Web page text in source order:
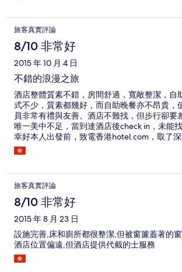
旅客真實評論
8/10 非常好
2015 年 10 月 4 日
不錯的浪漫之旅
酒店整體質素不錯，房間舒適，寬敞整潔，自
式不少，質素都幾好，而自助晚餐亦不昂貴，
員非常有禮與友善。酒店不難找，但步行卻要
唯一美中不足，當到達酒店後check in，未能
幸好本人出發前，致電香港hotel.com，取了
聯絡電話，經致電當地辦處後，擾攘了約約二
check in.
旅客真實評論
8/10 非常好
2015 年 8 月 23 日
設施完善,床和廁所都很整潔,但被窗簾蓋著的
酒店位置偏遠,但酒店提供代截的士服務